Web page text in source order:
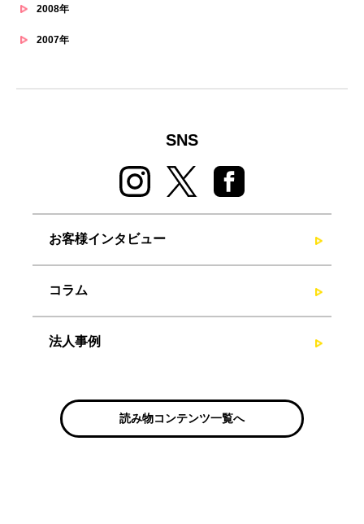
2008年
2007年
SNS
お客様インタビュー
コラム
法人事例
読み物コンテンツ一覧へ